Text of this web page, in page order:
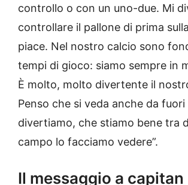
controllo o con un uno-due. Mi
controllare il pallone di prima
piace. Nel nostro calcio sono
tempi di gioco: siamo sempre in
È molto, molto divertente il
Penso che si veda anche da
divertiamo, che stiamo bene tra
campo lo facciamo vedere”.
Il messaggio a